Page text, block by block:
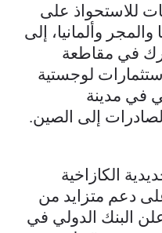
للاستحواذ على
وألمانيا، إلى
في مقاطعة
لوجستية
في مدينة
إلى الصين.
الكازاخية
دعم متزايد من
البنك الدولي في